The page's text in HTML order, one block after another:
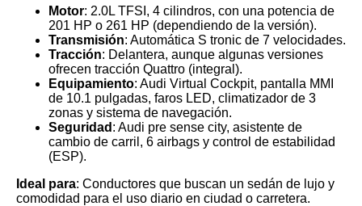
Motor: 2.0L TFSI, 4 cilindros, con una potencia de
201 HP o 261 HP (dependiendo de la versión).
Transmisión: Automática S tronic de 7 velocidades.
Tracción: Delantera, aunque algunas versiones
ofrecen tracción Quattro (integral).
Equipamiento: Audi Virtual Cockpit, pantalla MMI
de 10.1 pulgadas, faros LED, climatizador de 3
zonas y sistema de navegación.
Seguridad : Audi pre sense city, asistente de
cambio de carril, 6 airbags y control de estabilidad
(ESP).
Ideal para: Conductores que buscan un sedán de lujo y
comodidad para el uso diario en ciudad o carretera.